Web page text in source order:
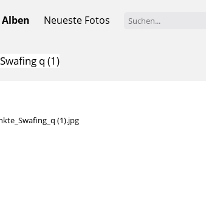
Neueste Fotos
q (1)